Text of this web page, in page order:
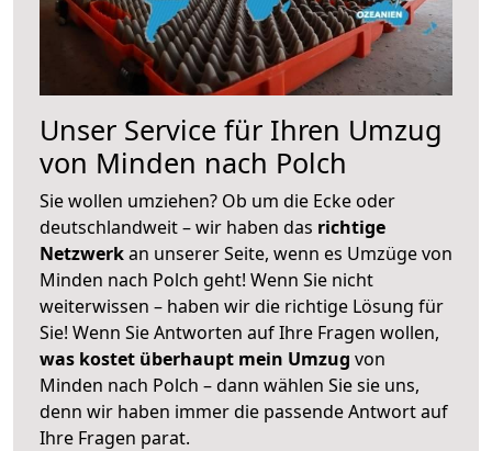
Unser Service für Ihren Umzug
von Minden nach Polch
Sie wollen umziehen? Ob um die Ecke oder
deutschlandweit – wir haben das richtige
Netzwerkan unserer Seite, wenn es Umzüge von
Minden nach Polch geht! Wenn Sie nicht
weiterwissen – haben wir die richtige Lösung für
Sie! Wenn Sie Antworten auf Ihre Fragen wollen,
was kostet überhaupt mein Umzug von
Minden nach Polch – dann wählen Sie sie uns,
denn wir haben immer die passende Antwort auf
Ihre Fragen parat.